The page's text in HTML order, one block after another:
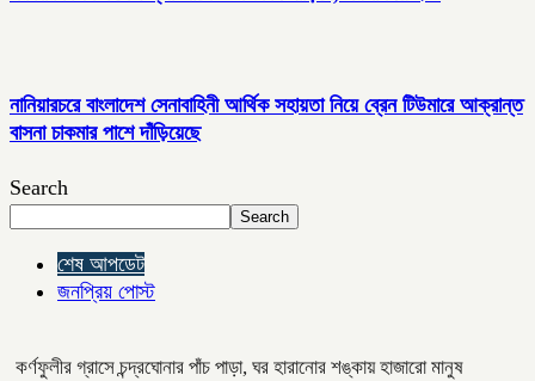
নানিয়ারচরে বাংলাদেশ সেনাবাহিনী আর্থিক সহায়তা নিয়ে ব্রেন টিউমারে আক্রান্ত
বাসনা চাকমার পাশে দাঁড়িয়েছে
Search
Search
শেষ আপডেট
জনপ্রিয় পোস্ট
কর্ণফুলীর গ্রাসে চন্দ্রঘোনার পাঁচ পাড়া, ঘর হারানোর শঙ্কায় হাজারো মানুষ